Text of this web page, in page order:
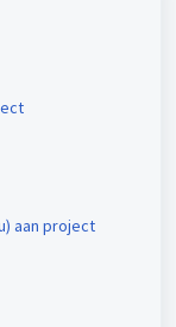
aan project